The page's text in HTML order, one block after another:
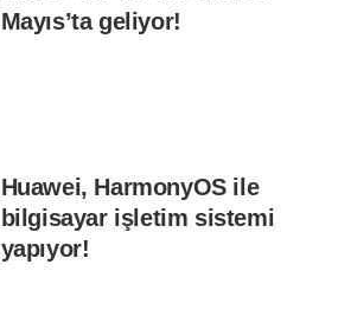
Mayıs’ta geliyor!
Huawei, HarmonyOS ile
bilgisayar işletim sistemi
yapıyor!